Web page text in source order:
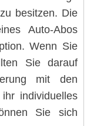
besitzen. Die
Auto-Abos
Wenn Sie
Sie darauf
mit den
individuelles
Sie sich